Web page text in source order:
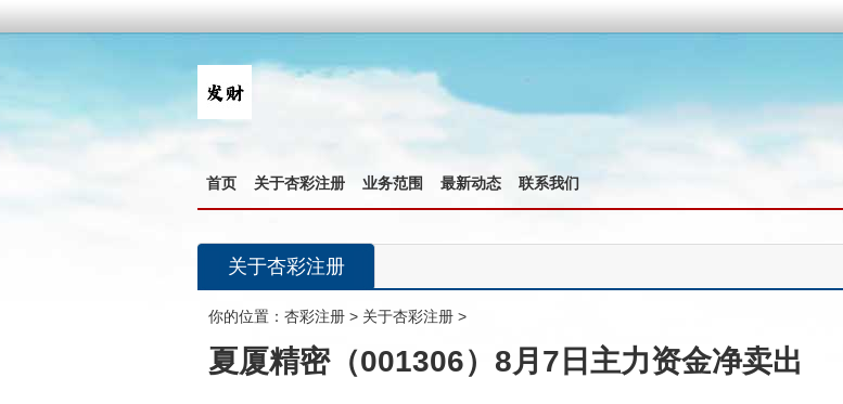
首页 关于杏彩注册 业务范围 最新动态 联系我们
关于杏彩注册
你的位置： 杏彩注册 > 关于杏彩注册 >
夏厦精密（001306）8月7日主力资金净卖出